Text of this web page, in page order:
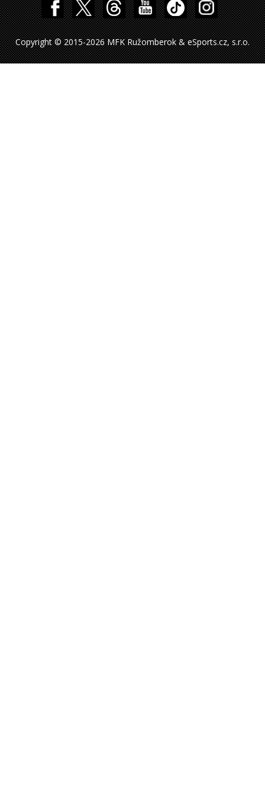
Copyright © 2015-2026 MFK Ružomberok & eSports.cz, s.r.o.